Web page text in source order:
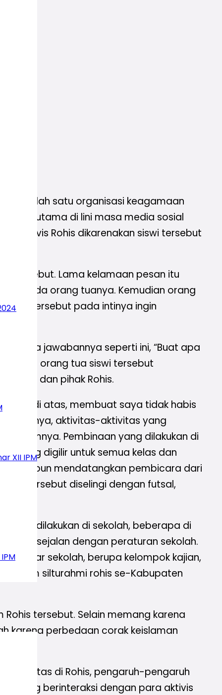
XII IPM
salah satu organisasi keagamaan
terutama di lini masa media sosial
aktivis Rohis dikarenakan siswi tersebut
tersebut. Lama kelamaan pesan itu
kepada orang tuanya. Kemudian orang
tua tersebut pada intinya ingin
kira jawabannya seperti ini, “Buat apa
maka orang tua siswi tersebut
dan pihak Rohis.
di atas, membuat saya tidak habis
ketuanya, aktivitas-aktivitas yang
umumnya. Pembinaan yang dilakukan di
yang digilir untuk semua kelas dan
maupun mendatangkan pembicara dari
tersebut diselingi dengan futsal,
yang dilakukan di sekolah, beberapa di
sejalan dengan peraturan sekolah.
luar sekolah, berupa kelompok kajian,
forum silturahmi rohis se-Kabupaten
tersebut. Selain memang karena
karena perbedaan corak keislaman
di Rohis, pengaruh-pengaruh
yang berinteraksi dengan para aktivis